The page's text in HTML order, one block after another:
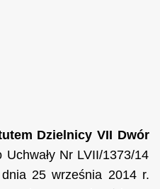
Dzielnicy VII Dwór
Uchwały Nr LVII/1373/14
25września 2014 r.